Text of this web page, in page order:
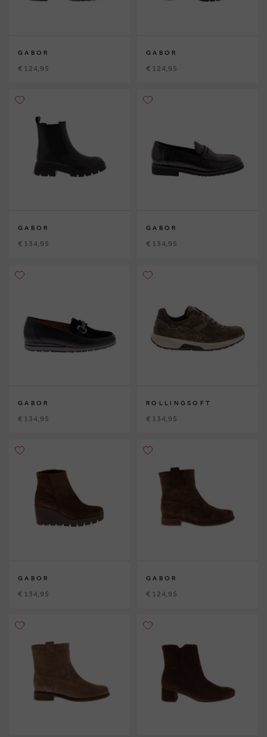
GABOR
€ 124,95
GABOR
€ 124,95
GABOR
€ 134,95
GABOR
€ 134,95
GABOR
€ 134,95
ROLLINGSOFT
€ 134,95
GABOR
€ 134,95
GABOR
€ 124,95